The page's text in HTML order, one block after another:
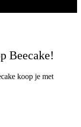
Beecake!
koop je met